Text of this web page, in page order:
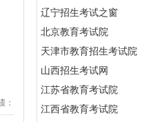
：
辽宁招生考试之窗
北京教育考试院
天津市教育招生考试院
山西招生考试网
江苏省教育考试院
江西省教育考试院